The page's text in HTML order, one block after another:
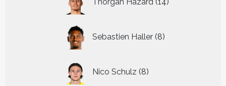
Thorgan Hazard 14
producten
Sebastien Haller 8
producten
Nico Schulz 8
producten